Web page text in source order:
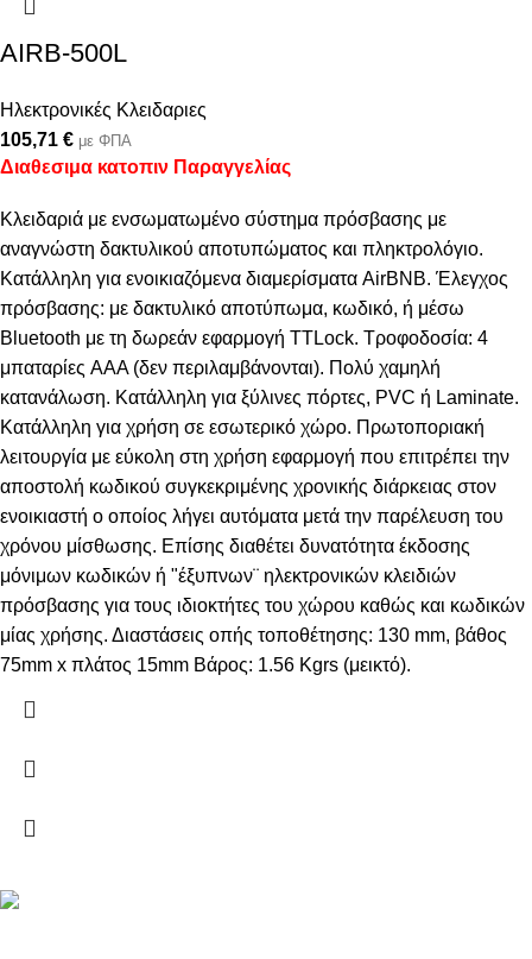
AIRB-500L
Ηλεκτρονικές Κλειδαριες
105,71 € με ΦΠΑ
Διαθεσιμα κατοπιν Παραγγελίας
Κλειδαριά με ενσωματωμένο σύστημα πρόσβασης με
αναγνώστη δακτυλικού αποτυπώματος και πληκτρολόγιο.
Κατάλληλη για ενοικιαζόμενα διαμερίσματα AirBNB. Έλεγχος
πρόσβασης: με δακτυλικό αποτύπωμα, κωδικό, ή μέσω
Bluetooth με τη δωρεάν εφαρμογή TTLock. Τροφοδοσία: 4
μπαταρίες AAA (δεν περιλαμβάνονται). Πολύ χαμηλή
κατανάλωση. Κατάλληλη για ξύλινες πόρτες, PVC ή Laminate.
Kατάλληλη για χρήση σε εσωτερικό χώρο. Πρωτοποριακή
λειτουργία με εύκολη στη χρήση εφαρμογή που επιτρέπει την
αποστολή κωδικού συγκεκριμένης χρονικής διάρκειας στον
ενοικιαστή ο οποίος λήγει αυτόματα μετά την παρέλευση του
χρόνου μίσθωσης. Επίσης διαθέτει δυνατότητα έκδοσης
μόνιμων κωδικών ή "έξυπνων¨ ηλεκτρονικών κλειδιών
πρόσβασης για τους ιδιοκτήτες του χώρου καθώς και κωδικών
μίας χρήσης. Διαστάσεις οπής τοποθέτησης: 130 mm, βάθος
75mm x πλάτος 15mm Βάρος: 1.56 Kgrs (μεικτό).